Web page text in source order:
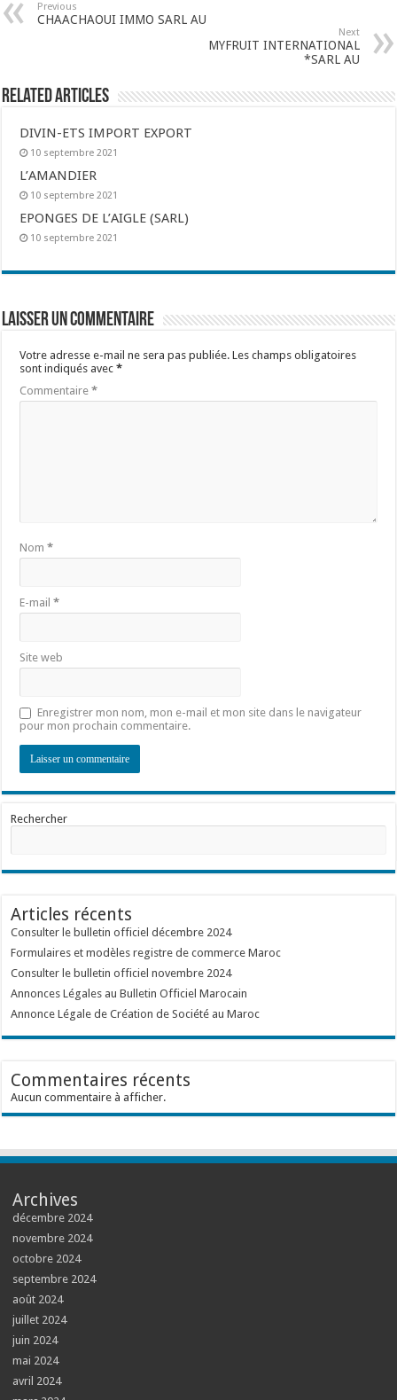
Previous
CHAACHAOUI IMMO SARL AU
Next
MYFRUIT INTERNATIONAL
*SARL AU
Related Articles
DIVIN-ETS IMPORT EXPORT
10 septembre 2021
L’AMANDIER
10 septembre 2021
EPONGES DE L’AIGLE (SARL)
10 septembre 2021
Laisser un commentaire
Votre adresse e-mail ne sera pas publiée. Les champs obligatoires
sont indiqués avec*
Commentaire*
Nom*
E-mail*
Site web
Enregistrer mon nom, mon e-mail et mon site dans le navigateur
pour mon prochain commentaire.
Rechercher
Articles récents
Consulter le bulletin officiel décembre 2024
Formulaires et modèles registre de commerce Maroc
Consulter le bulletin officiel novembre 2024
Annonces Légales au Bulletin Officiel Marocain
Annonce Légale de Création de Société au Maroc
Commentaires récents
Aucun commentaire à afficher.
Archives
décembre 2024
novembre 2024
octobre 2024
septembre 2024
août 2024
juillet 2024
juin 2024
mai 2024
avril 2024